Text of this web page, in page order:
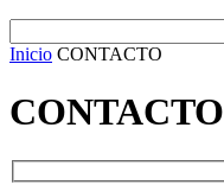
Inicio CONTACTO
CONTACTO